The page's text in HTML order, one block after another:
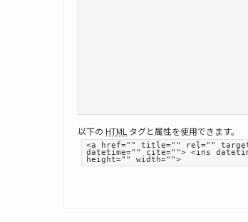
以下の HTML タグと属性を使用できます。
<a href="" title="" rel=""
datetime="" cite=""> <ins
height="" width="">